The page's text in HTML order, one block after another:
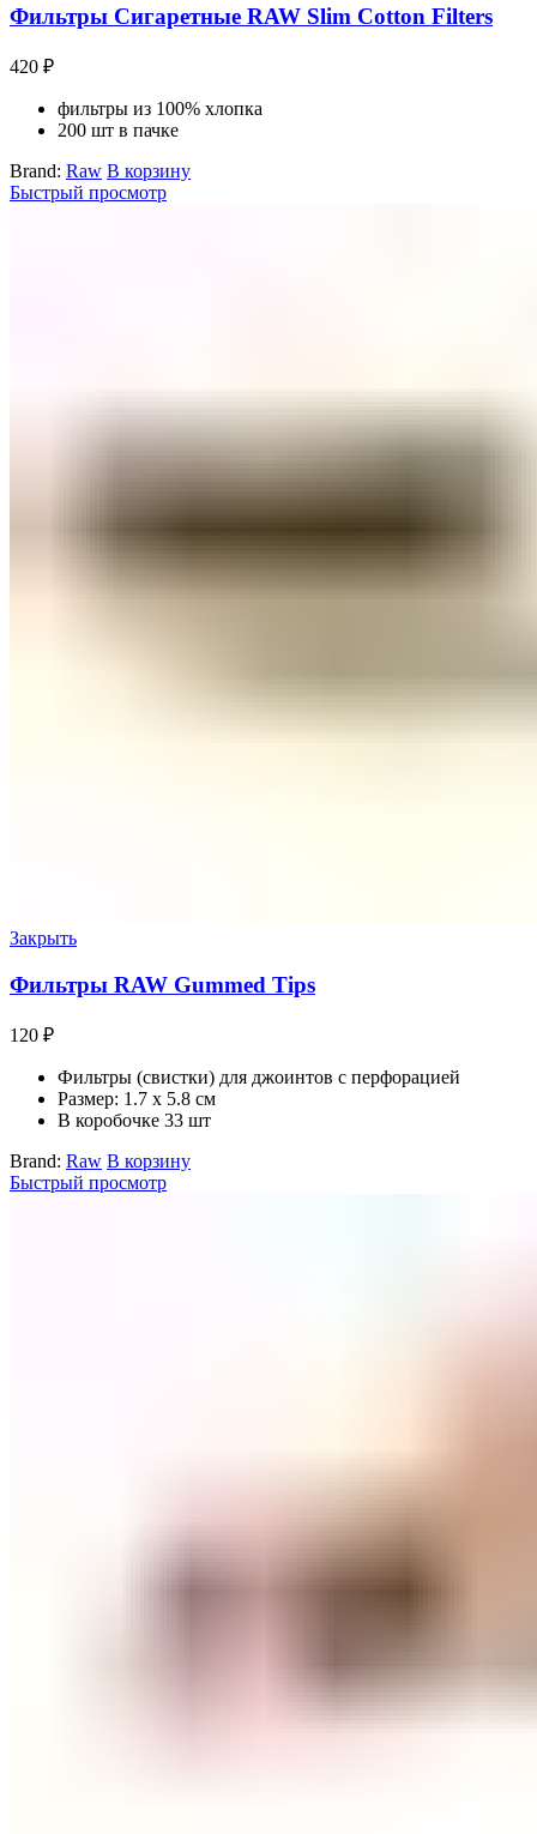
Фильтры Сигаретные RAW Slim Cotton Filters
420 ₽
фильтры из 100% хлопка
200 шт в пачке
Brand: Raw В корзину
Быстрый просмотр
Закрыть
Фильтры RAW Gummed Tips
120 ₽
Фильтры (свистки) для джоинтов c перфорацией
Размер: 1.7 х 5.8 см
В коробочке 33 шт
Brand: Raw В корзину
Быстрый просмотр